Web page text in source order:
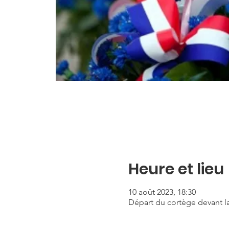
Heure et lieu
10 août 2023, 18:30
Départ du cortège devant